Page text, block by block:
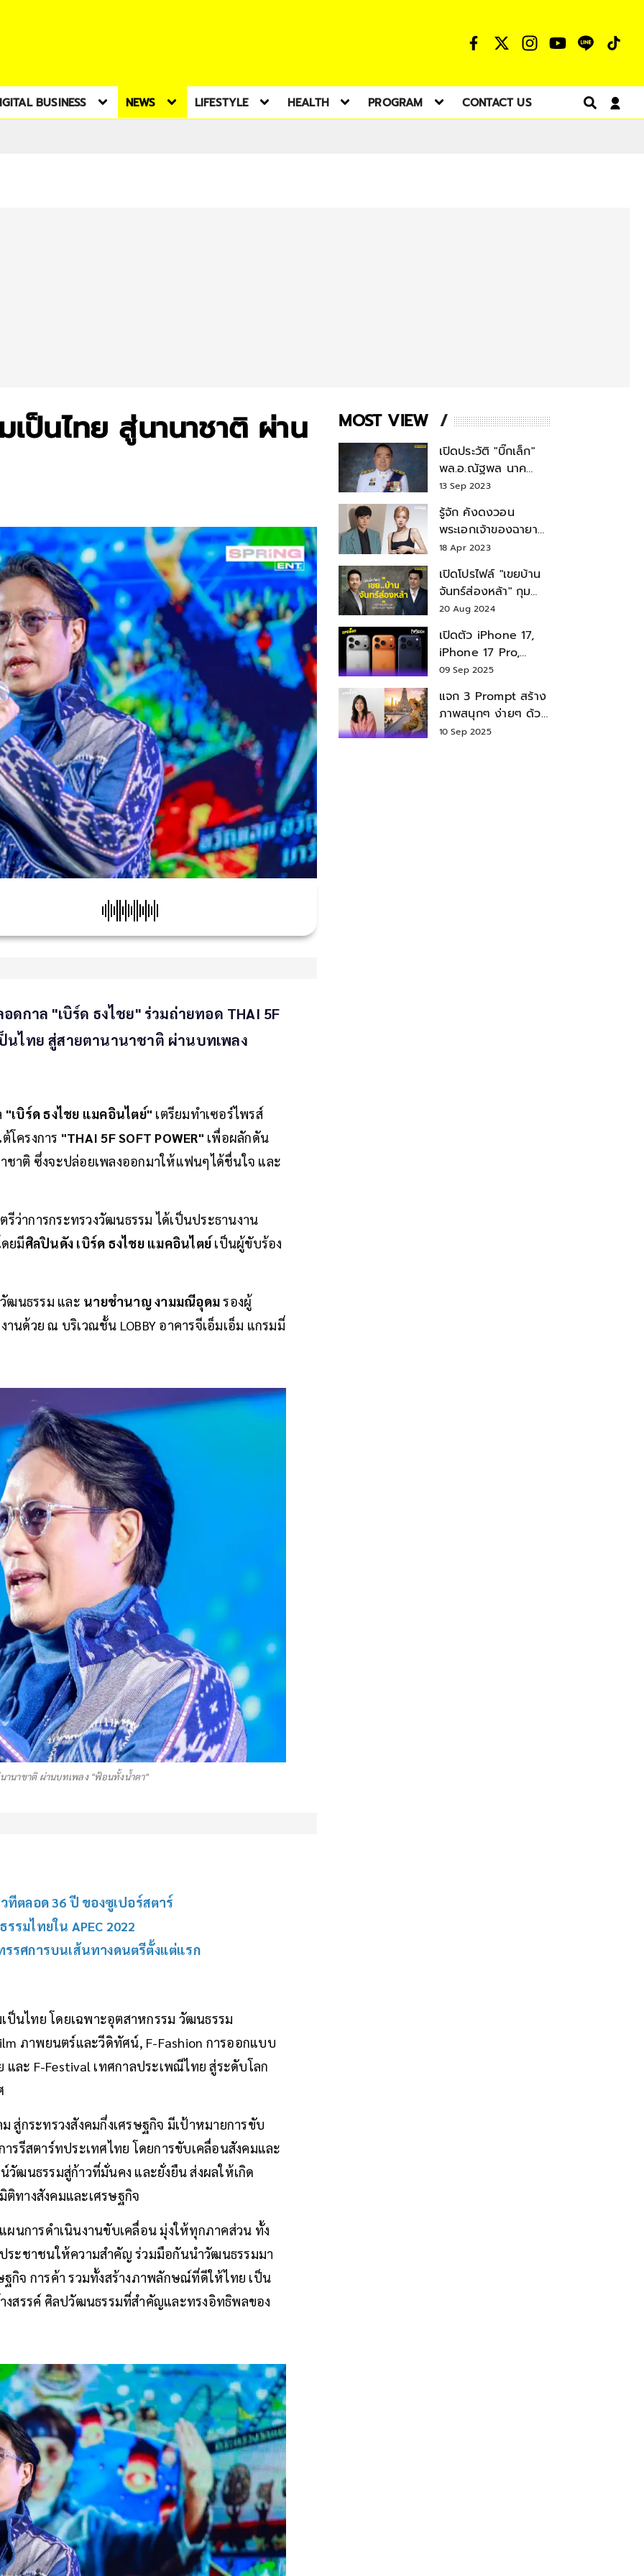
BUSINESS NEWS LIFESTYLE HEALTH PROGRAM CONTACT US
ป็นไทย สู่นานาชาติ ผ่าน
กาล "เบิร์ด ธงไชย" ร่วมถ่ายทอด THAI 5F
ป็นไทย สู่สายตานานาชาติ ผ่านบทเพลง
"เบิร์ด ธงไชย แมคอินไตย์" เตรียมทำเซอร์ไพรส์
โครงการ "THAI 5F SOFT POWER" เพื่อผลักดัน
ชาติ ซึ่งจะปล่อยเพลงออกมาให้แฟนๆได้ชื่นใจ และ
รีว่าการกระทรวงวัฒนธรรม ได้เป็นประธานงาน
ยมีศิลปินดัง เบิร์ด ธงไชย แมคอินไตย์ เป็นผู้ขับร้อง
ฒนธรรม และ นายชำนาญ งามมณีอุดมรองผู้
ด้วย ณ บริเวณชั้น LOBBY อาคารจีเอ็มเอ็ม แกรมมี่
านาชาติ ผ่านบทเพลง "ฟ้อนทั้งน้ำตา"
ทีตลอด 36 ปี ของซูเปอร์สตาร์
รมไทยใน APEC 2022
รรศการบนเส้นทางดนตรีตั้งแต่แรก
ป็นไทย โดยเฉพาะอุตสาหกรรม วัฒนธรรม
ภาพยนตร์และวีดิทัศน์, F-Fashion การออกแบบ
ละ F-Festival เทศกาลประเพณีไทย สู่ระดับโลก
สู่กระทรวงสังคมกึ่งเศรษฐกิจ มีเป้าหมายการขับ
รีสตาร์ทประเทศไทย โดยการขับเคลื่อนสังคมและ
ฒนธรรมสู่ก้าวที่มั่นคง และยั่งยืน ส่งผลให้เกิด
ทางสังคมและเศรษฐกิจ
แผนการดำเนินงานขับเคลื่อน มุ่งให้ทุกภาคส่วน ทั้ง
ระชาชนให้ความสำคัญ ร่วมมือกันนำวัฒนธรรมมา
กิจ การค้า รวมทั้งสร้างภาพลักษณ์ที่ดีให้ไทย เป็น
งสรรค์ ศิลปวัฒนธรรมที่สำคัญและทรงอิทธิพลของ
MOST VIEW
เปิดประวัติ "บิ๊กเล็ก"
พล.อ.ณัฐพล นาค
พาณิชย์ จากเลขาฯ
สมช.-เลขาฯ
รมว.กลาโหม
13 Sep 2023
รู้จัก คังดงวอน
พระเอกเจ้าของฉายา
สมบัติแห่งชาติ หลังมี
18 Apr 2023
เปิดโปรไฟล์ "เขยบ้าน
จันทร์ส่องหล้า" กุม
บังเหียนธุรกิจตระกูล
"ชินวัตร"
20 Aug 2024
เปิดตัว iPhone 17,
iPhone 17 Pro,
iPhone 17 Air สเปค
09 Sep 2025
แจก 3 Prompt สร้าง
ภาพสนุกๆ ง่ายๆ ด้วย
Nano Banana ใน
10 Sep 2025